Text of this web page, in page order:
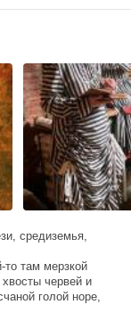
средиземья,
там мерзкой
хвосты червей и
голой норе,
хоббичья, а